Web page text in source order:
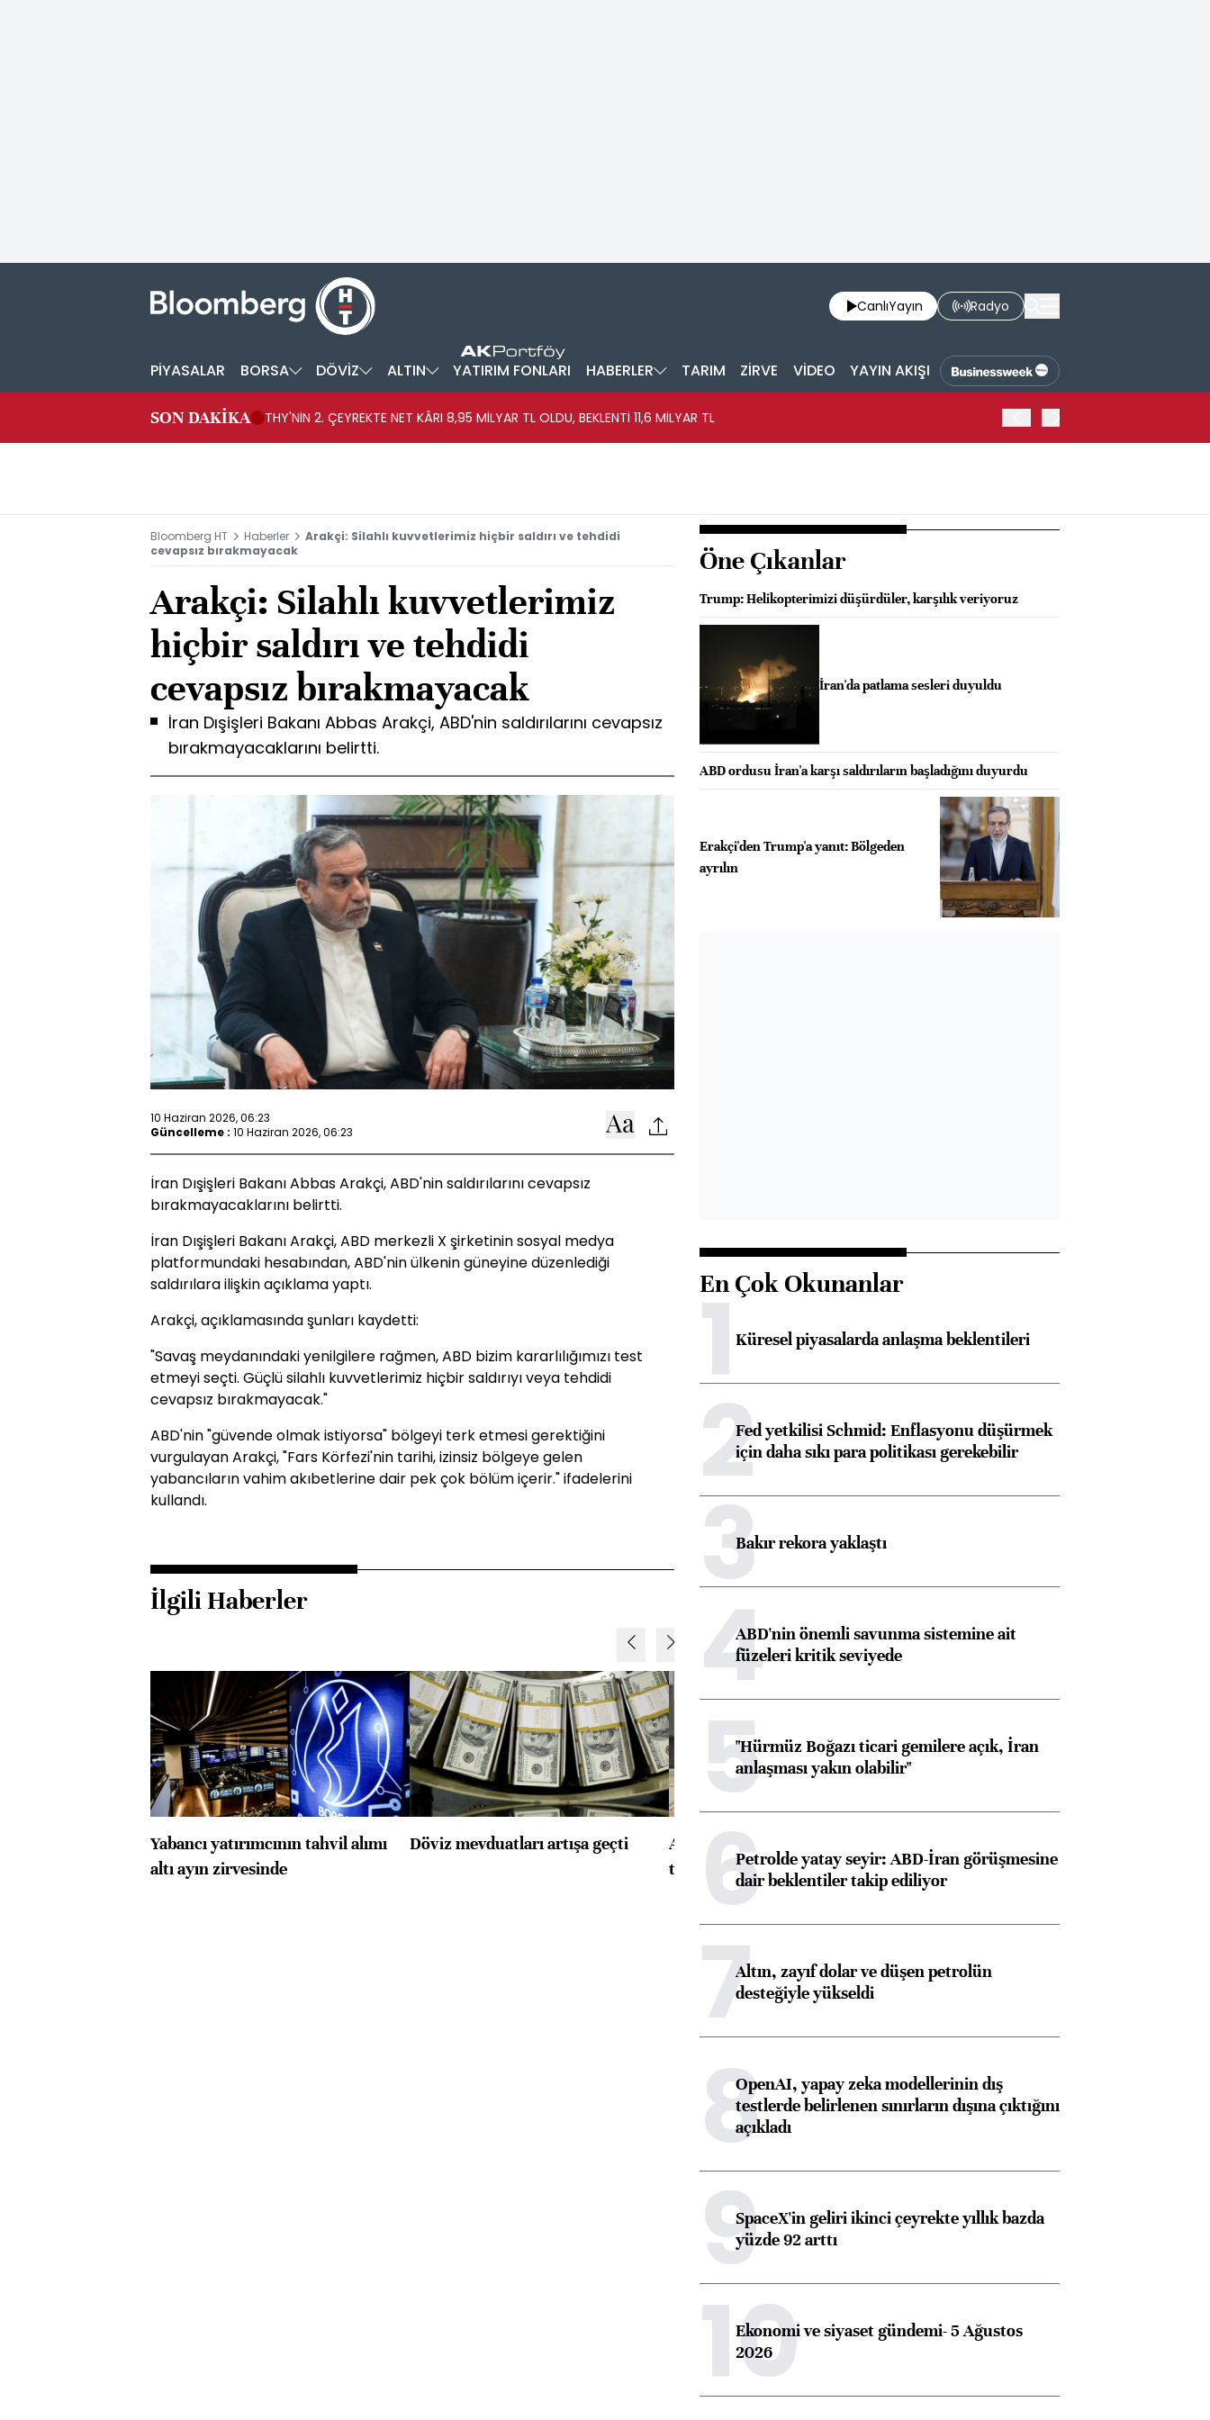
CanlıYayın Radyo
PİYASALAR BORSA DÖVİZ ALTIN YATIRIM FONLARI HABERLER TARIM ZİRVE VİDEO YAYIN AKIŞI
SON DAKİKA THY'NİN 2. ÇEYREKTE NET KÂRI 8,95 MİLYAR TL OLDU, BEKLENTİ 11,6 MİLYAR TL
Bloomberg HT Haberler
Arakçi: Silahlı kuvvetlerimiz hiçbir saldırı ve tehdidi
cevapsız bırakmayacak
Arakçi: Silahlı kuvvetlerimiz
hiçbir saldırı ve tehdidi
cevapsız bırakmayacak
İran Dışişleri Bakanı Abbas Arakçi, ABD'nin saldırılarını cevapsız
bırakmayacaklarını belirtti.
10 Haziran 2026, 06:23
Güncelleme : 10 Haziran 2026, 06:23
İran Dışişleri Bakanı Abbas Arakçi, ABD'nin saldırılarını cevapsız
bırakmayacaklarını belirtti.
İran Dışişleri Bakanı Arakçi, ABD merkezli X şirketinin sosyal medya
platformundaki hesabından, ABD'nin ülkenin güneyine düzenlediği
saldırılara ilişkin açıklama yaptı.
Arakçi, açıklamasında şunları kaydetti:
"Savaş meydanındaki yenilgilere rağmen, ABD bizim kararlılığımızı test
etmeyi seçti. Güçlü silahlı kuvvetlerimiz hiçbir saldırıyı veya tehdidi
cevapsız bırakmayacak."
ABD'nin "güvende olmak istiyorsa" bölgeyi terk etmesi gerektiğini
vurgulayan Arakçi, "Fars Körfezi'nin tarihi, izinsiz bölgeye gelen
yabancıların vahim akıbetlerine dair pek çok bölüm içerir." ifadelerini
kullandı.
İlgili Haberler
Yabancı yatırımcının tahvil alımı
altı ayın zirvesinde
Döviz mevduatları artışa geçti
ABD'de konut başlangıçları
toparlandı
Almanya, Commerzbank
görüşmelere hazırlanıyor
Öne Çıkanlar
Trump: Helikopterimizi düşürdüler, karşılık veriyoruz
İran'da patlama sesleri duyuldu
ABD ordusu İran'a karşı saldırıların başladığını duyurdu
Erakçi'den Trump'a yanıt: Bölgeden
ayrılın
En Çok Okunanlar
1Küresel piyasalarda anlaşma beklentileri
2Fed yetkilisi Schmid: Enflasyonu düşürmek
için daha sıkı para politikası gerekebilir
3Bakır rekora yaklaştı
4ABD'nin önemli savunma sistemine ait
füzeleri kritik seviyede
5"Hürmüz Boğazı ticari gemilere açık, İran
anlaşması yakın olabilir"
6Petrolde yatay seyir: ABD-İran görüşmesine
dair beklentiler takip ediliyor
7Altın, zayıf dolar ve düşen petrolün
desteğiyle yükseldi
8OpenAI, yapay zeka modellerinin dış
testlerde belirlenen sınırların dışına çıktığını
açıkladı
9SpaceX'in geliri ikinci çeyrekte yıllık bazda
yüzde 92 arttı
10
Ekonomi ve siyaset gündemi- 5 Ağustos
2026